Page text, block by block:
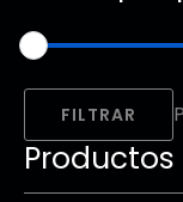
Precio
mínimo
Precio
máximo
FILTRAR